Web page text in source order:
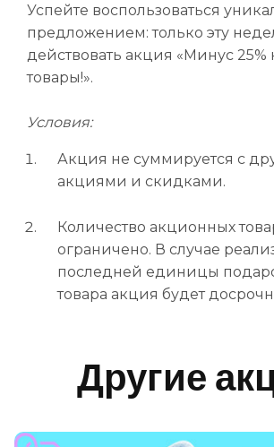
Успейте воспользоваться
предложением: только эту
действовать акция «Минус 25%
товары!».
Условия:
Акция не суммируется с
акциями и скидками.
Количество акционных
ограничено. В случае
последней единицы
товара акция будет
Другие